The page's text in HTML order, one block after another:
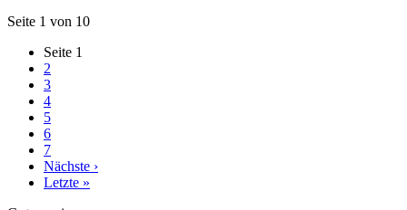
Seite 1 von 10
Seite 1
2
3
4
5
6
7
Nächste ›
Letzte »